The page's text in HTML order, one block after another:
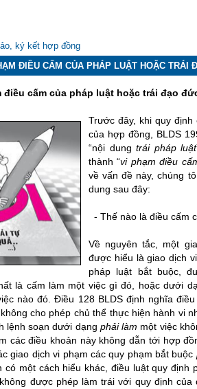
ký kết hợp đồng
ĐIỀU CẤM CỦA PHÁP LUẬT HOẶC TRÁI
cấm của pháp luật hoặc trái đạo
Trước đây, khi quy định
của hợp đồng, BLDS
“nội dung trái pháp luật
thành “vi phạm điều
về vấn đề này, chúng
dung sau đây:
- Thế nào là điều cấm
Về nguyên tắc, một
được hiểu là giao dịch
pháp luật bắt buộc,
là cấm làm một việc gì đó, hoặc dưới
nào đó. Điều 128 BLDS định nghĩa
cho phép chủ thể thực hiện hành vi
lệnh soạn dưới dạng phải làm một việc
các điều khoản này không dẫn tới hợp
giao dịch vi phạm các quy phạm bắt buộc
một cách hiểu khác, điều luật quy định
được phép làm trái với quy định của